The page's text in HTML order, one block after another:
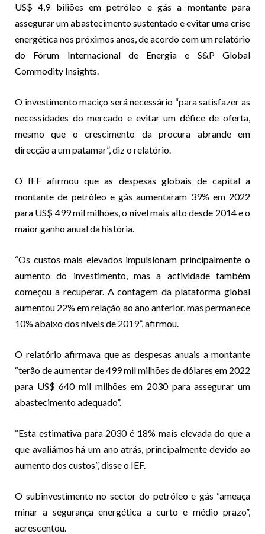
US$ 4,9 biliões em petróleo e gás a montante para
assegurar um abastecimento sustentado e evitar uma crise
energética nos próximos anos, de acordo com um relatório
do Fórum Internacional de Energia e S&P Global
Commodity Insights.
O investimento maciço será necessário “para satisfazer as
necessidades do mercado e evitar um défice de oferta,
mesmo que o crescimento da procura abrande em
direcção a um patamar”, diz o relatório.
O IEF afirmou que as despesas globais de capital a
montante de petróleo e gás aumentaram 39% em 2022
para US$ 499 mil milhões, o nível mais alto desde 2014 e o
maior ganho anual da história.
“Os custos mais elevados impulsionam principalmente o
aumento do investimento, mas a actividade também
começou a recuperar. A contagem da plataforma global
aumentou 22% em relação ao ano anterior, mas permanece
10% abaixo dos níveis de 2019”, afirmou.
O relatório afirmava que as despesas anuais a montante
“terão de aumentar de 499 mil milhões de dólares em 2022
para US$ 640 mil milhões em 2030 para assegurar um
abastecimento adequado”.
“Esta estimativa para 2030 é 18% mais elevada do que a
que avaliámos há um ano atrás, principalmente devido ao
aumento dos custos”, disse o IEF.
O subinvestimento no sector do petróleo e gás “ameaça
minar a segurança energética a curto e médio prazo”,
acrescentou.